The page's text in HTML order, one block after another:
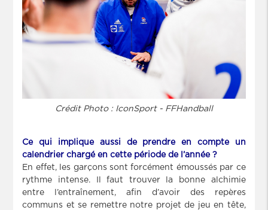
Crédit Photo : IconSport - FFHandball
Ce qui implique aussi de prendre en compte un
calendrier chargé en cette période de l’année ?
En effet, les garçons sont forcément émoussés par ce
rythme intense. Il faut trouver la bonne alchimie
entre l’entraînement, afin d’avoir des repères
communs et se remettre notre projet de jeu en tête,